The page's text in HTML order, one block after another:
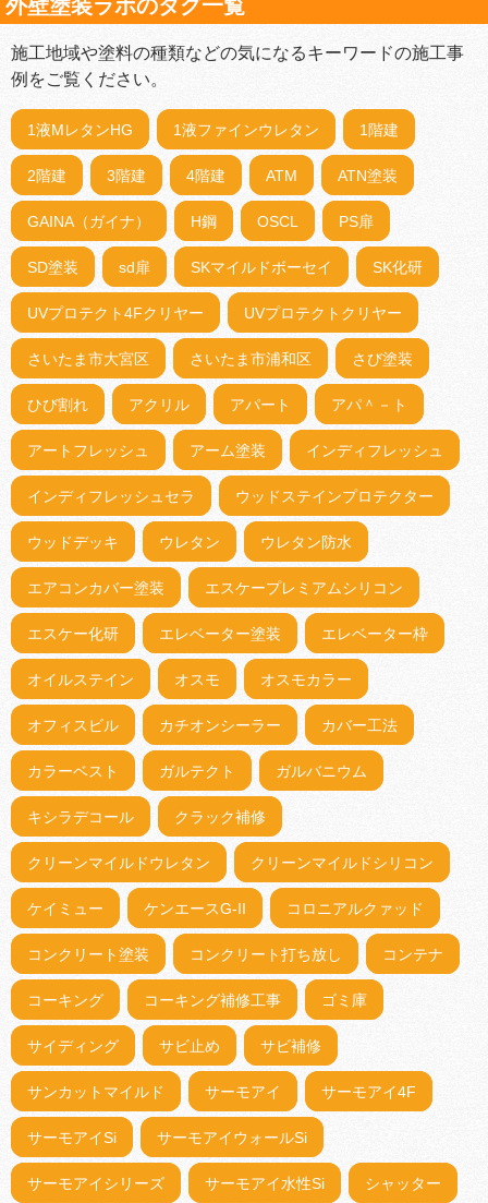
外壁塗装ラボのタグ一覧
施工地域や塗料の種類などの気になるキーワードの施工事
例をご覧ください。
1液MレタンHG 1液ファインウレタン 1階建
2階建 3階建 4階建 ATM ATN塗装
GAINA（ガイナ） H鋼 OSCL PS扉
SD塗装 sd扉 SKマイルドボーセイ SK化研
UVプロテクト4Fクリヤー UVプロテクトクリヤー
さいたま市大宮区 さいたま市浦和区 さび塗装
ひび割れ アクリル アパート アパ＾－ト
アートフレッシュ アーム塗装 インディフレッシュ
インディフレッシュセラ ウッドステインプロテクター
ウッドデッキ ウレタン ウレタン防水
エアコンカバー塗装 エスケープレミアムシリコン
エスケー化研 エレベーター塗装 エレベーター枠
オイルステイン オスモ オスモカラー
オフィスビル カチオンシーラー カバー工法
カラーベスト ガルテクト ガルバニウム
キシラデコール クラック補修
クリーンマイルドウレタン クリーンマイルドシリコン
ケイミュー ケンエースG-II コロニアルクァッド
コンクリート塗装 コンクリート打ち放し コンテナ
コーキング コーキング補修工事 ゴミ庫
サイディング サビ止め サビ補修
サンカットマイルド サーモアイ サーモアイ4F
サーモアイSi サーモアイウォールSi
サーモアイシリーズ サーモアイ水性Si シャッター